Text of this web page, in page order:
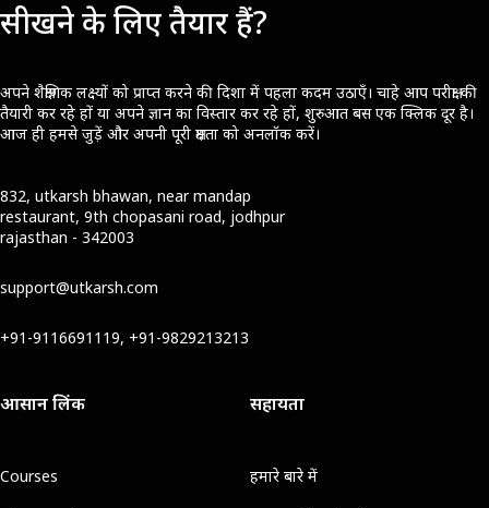
सीखने के लिए तैयार हैं?
अपने शैक्षणिक लक्ष्यों को प्राप्त करने की दिशा में पहला कदम उठाएँ। चाहे आप परीक्षा की
तैयारी कर रहे हों या अपने ज्ञान का विस्तार कर रहे हों, शुरुआत बस एक क्लिक दूर है।
आज ही हमसे जुड़ें और अपनी पूरी क्षमता को अनलॉक करें।
832, utkarsh bhawan, near mandap
restaurant, 9th chopasani road, jodhpur
rajasthan - 342003
support@utkarsh.com
+91-9116691119, +91-9829213213
आसान लिंक
Courses
सहायता
हमारे बारे में